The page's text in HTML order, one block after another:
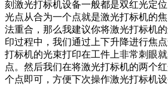
刻激光打标机设备一般都是双红光定
光点从合为一个点就是激光打标机的
法重合，那么我建议你将激光打标机
印过程中，我们通过上下升降进行焦
打标机的光束打印在工件上非常刺眼
点。然后我们在将激光打标机的两个
个点即可，方便下次操作激光打标机设